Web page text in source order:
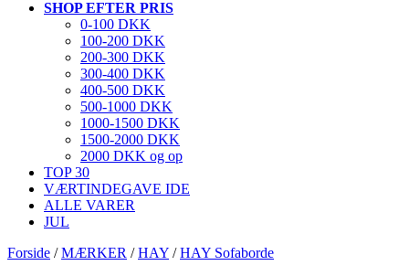
SHOP EFTER PRIS
0-100 DKK
100-200 DKK
200-300 DKK
300-400 DKK
400-500 DKK
500-1000 DKK
1000-1500 DKK
1500-2000 DKK
2000 DKK og op
TOP 30
VÆRTINDEGAVE IDE
ALLE VARER
JUL
Forside /MÆRKER /HAY /HAY Sofaborde